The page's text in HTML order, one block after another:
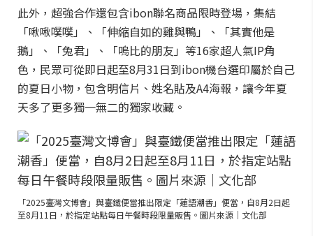
此外，超強合作還包含ibon聯名商品限時登場，集結
「啾啾噗噗」、「伸縮自如的雞與鴨」、「其實他是
鵝」、「兔君」、「嗚比的朋友」等16家超人氣IP角
色，民眾可從即日起至8月31日到ibon機台選印屬於自己
的夏日小物，包含明信片、姓名貼及A4海報，讓今年夏
天多了更多獨一無二的獨家收藏。
「2025臺灣文博會」與臺鐵便當推出限定「蓮語潮香」便當，自8月2日起
至8月11日，於指定站點每日午餐時段限量販售。圖片來源｜文化部